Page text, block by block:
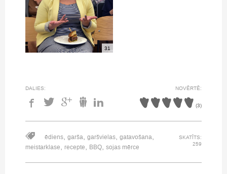
31
DALIES: NOVĒRTĒ:
(3)
ēdiens, garša, garšvielas, gatavošana,
meistarklase, recepte, BBQ, sojas mērce
SKATĪTS:
259